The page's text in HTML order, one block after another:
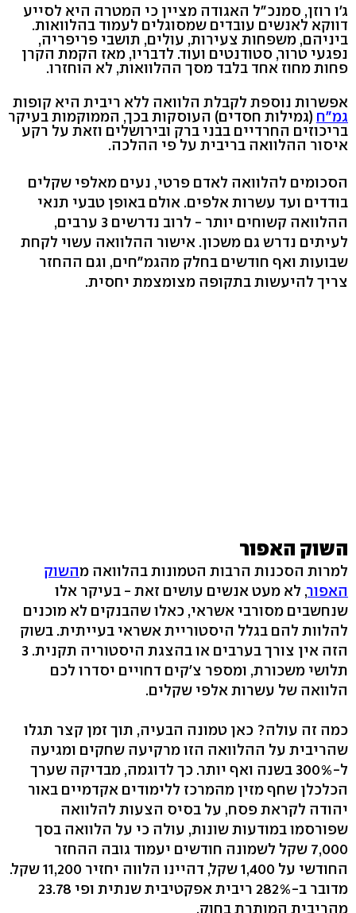
ג'ו רוזן, סמנכ"ל האגודה מציין כי המטרה היא לסייע
דווקא לאנשים עובדים שמסוגלים לעמוד בהלוואות.
ביניהם, משפחות צעירות, עולים, תושבי פריפריה,
נפגעי טרור, סטודנטים ועוד. לדבריו, מאז הקמת הקרן
פחות מחוז אחד בלבד מסך ההלוואות, לא הוחזרו.
אפשרות נוספת לקבלת הלוואה ללא ריבית היא קופות
גמ"ח (גמילות חסדים) העוסקות בכך, הממוקמות בעיקר
בריכוזים החרדיים בבני ברק ובירושלים וזאת על רקע
איסור ההלוואה בריבית על פי ההלכה.
הסכומים להלוואה לאדם פרטי, נעים מאלפי שקלים
בודדים ועד עשרות אלפים. אולם באופן טבעי תנאי
ההלוואה קשוחים יותר - לרוב נדרשים 3 ערבים,
לעיתים נדרש גם משכון. אישור ההלוואה עשוי לקחת
שבועות ואף חודשים בחלק מהגמ"חים, וגם ההחזר
צריך להיעשות בתקופה מצומצמת יחסית.
השוק האפור
למרות הסכנות הרבות הטמונות בהלוואה מהשוק
האפור, לא מעט אנשים עושים זאת - בעיקר אלו
שנחשבים מסורבי אשראי, כאלו שהבנקים לא מוכנים
להלוות להם בגלל היסטוריית אשראי בעייתית. בשוק
הזה אין צורך בערבים או בהצגת היסטוריה תקנית. 3
תלושי משכורת, ומספר צ'קים דחויים יסדרו לכם
הלוואה של עשרות אלפי שקלים.
כמה זה עולה? כאן טמונה הבעיה, תוך זמן קצר תגלו
שהריבית על ההלוואה הזו מרקיעה שחקים ומגיעה
ל-300% בשנה ואף יותר. כך לדוגמה, מבדיקה שערך
הכלכלן שחף מזין מהמרכז ללימודים אקדמיים באור
יהודה לקראת פסח, על בסיס הצעות להלוואה
שפורסמו במודעות שונות, עולה כי על הלוואה בסך
7,000 שקל לשמונה חודשים יעמוד גובה ההחזר
החודשי על 1,400 שקל, דהיינו הלווה יחזיר 11,200 שקל.
מדובר ב-282% ריבית אפקטיבית שנתית ופי 23.78
מהריבית המותרת בחוק.